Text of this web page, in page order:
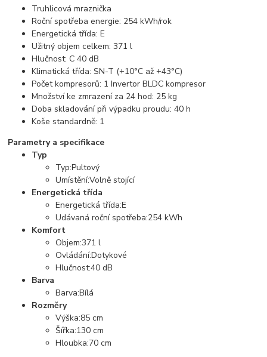
Truhlicová mraznička
Roční spotřeba energie: 254 kWh/rok
Energetická třída: E
Užitný objem celkem: 371 l
Hlučnost: C 40 dB
Klimatická třída: SN-T (+10°C až +43°C)
Počet kompresorů: 1 Invertor BLDC kompresor
Množství ke zmrazení za 24 hod: 25 kg
Doba skladování při výpadku proudu: 40 h
Koše standardně: 1
Parametry a specifikace
Typ
Typ:Pultový
Umístění:Volně stojící
Energetická třída
Energetická třída:E
Udávaná roční spotřeba:254 kWh
Komfort
Objem:371 l
Ovládání:Dotykové
Hlučnost:40 dB
Barva
Barva:Bílá
Rozměry
Výška:85 cm
Šířka:130 cm
Hloubka:70 cm